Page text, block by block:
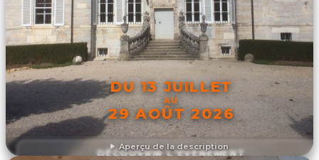
Aperçu de la description
DU 13 JUILLET
AU
29 AOÛT 2026
DÉCOUVRIR L'ÉVÉNEMENT